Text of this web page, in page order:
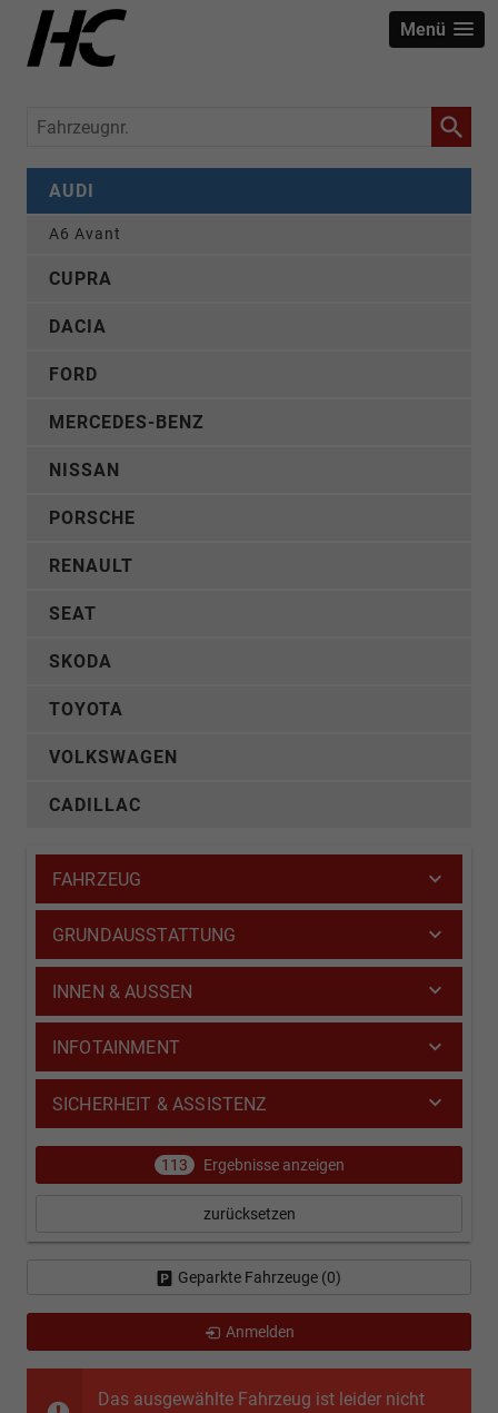
Menü
Das ausgewählte Fahrzeug ist leider nicht
Fahrzeugnr.
AUDI
A6 Avant
CUPRA
DACIA
FORD
MERCEDES-BENZ
NISSAN
PORSCHE
RENAULT
SEAT
SKODA
TOYOTA
VOLKSWAGEN
CADILLAC
FAHRZEUG
GRUNDAUSSTATTUNG
INNEN & AUSSEN
INFOTAINMENT
SICHERHEIT & ASSISTENZ
113 Ergebnisse anzeigen
zurücksetzen
Geparkte Fahrzeuge (0)
Anmelden